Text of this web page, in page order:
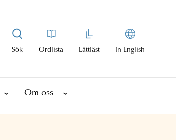
Sök Ordlista Lättläst In English
Om oss